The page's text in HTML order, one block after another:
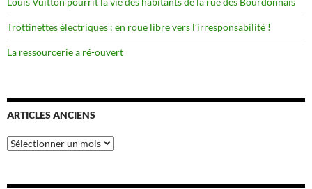
Trottinettes électriques : en roue libre vers l’irresponsabilité !
La ressourcerie a ré-ouvert
ARTICLES ANCIENS
Articles
anciens